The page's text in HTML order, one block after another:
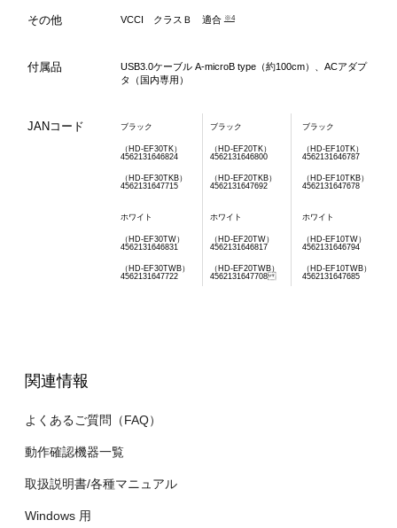
その他 VCCI クラスＢ 適合 ※4
付属品
USB3.0ケーブル A-microB type（約100cm）、ACアダプ
タ（国内専用）
JANコード ブラック ブラック ブラック
（HD-EF30TK）
4562131646824
（HD-EF20TK）
4562131646800
（HD-EF10TK）
4562131646787
（HD-EF30TKB）
4562131647715
（HD-EF20TKB）
4562131647692
（HD-EF10TKB）
4562131647678
ホワイト ホワイト ホワイト
（HD-EF30TW）
4562131646831
（HD-EF20TW）
4562131646817
（HD-EF10TW）
4562131646794
（HD-EF30TWB）
4562131647722
（HD-EF20TWB）
4562131647708
（HD-EF10TWB）
4562131647685
関連情報
よくあるご質問（FAQ）
動作確認機器一覧
取扱説明書/各種マニュアル
Windows 用